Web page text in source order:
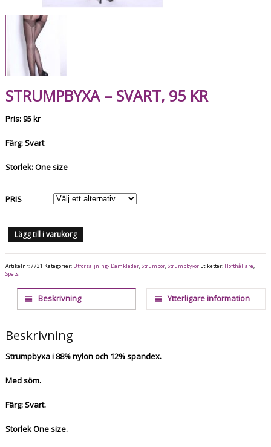
STRUMPBYXA – SVART, 95 KR
Pris: 95 kr
Färg: Svart
Storlek: One size
PRIS
Lägg till i varukorg
Artikelnr:7731 Kategorier: Utförsäljning- Damkläder,Strumpor,Strumpbyxor Etiketter: Höfthållare,
Spets
Beskrivning Ytterligare information
Beskrivning
Strumpbyxa i 88% nylon och 12% spandex.
Med söm.
Färg: Svart.
Storlek One size.